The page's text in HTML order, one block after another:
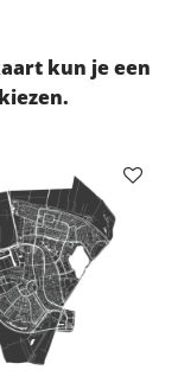
kun je een